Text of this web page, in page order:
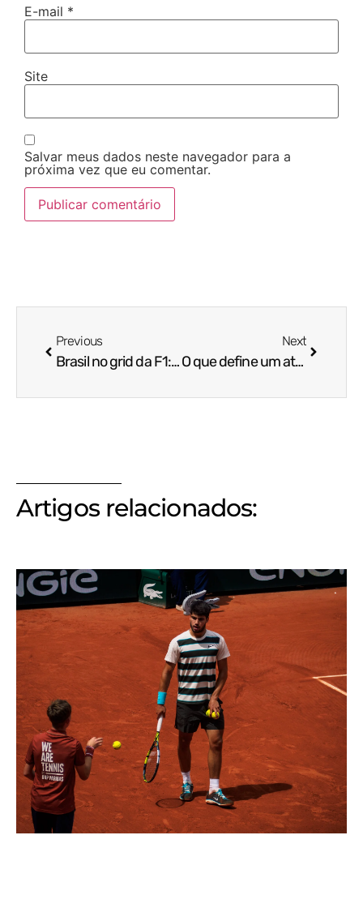
E-mail *
Site
Salvar meus dados neste navegador para a
próxima vez que eu comentar.
Previous
Brasil no grid da F1: Gabriel Bortoleto estreia em 2025
Next
O que define um atleta pro e como você pode se tornar um
Artigos relacionados: